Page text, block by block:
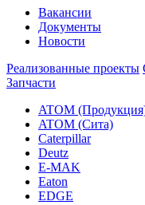
Вакансии
Документы
Новости
Реализованные проекты
Запчасти
ATOM
ATOM (Сита)
Caterpillar
Deutz
E-MAK
Eaton
EDGE